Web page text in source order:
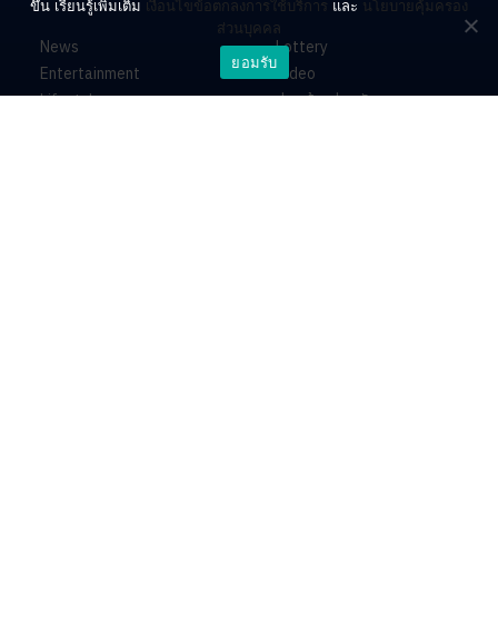
News
Entertainment
Lifestyle
Lottery
Video
ร่วมด้วยช่วยกัน
ขึ้น เรียนรู้เพิ่มเติม เงื่อนไขข้อตกลงการใช้บริการ และ นโยบายคุ้มครอง
ส่วนบุคคล
ยอมรับ